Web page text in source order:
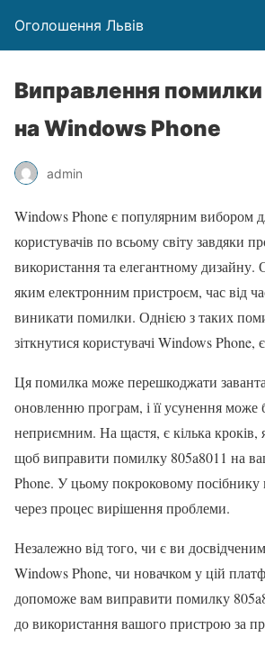
Оголошення Львів
Виправлення
на Windows Phone
admin
Windows Phone є популярним вибором
користувачів по всьому світу завдяки
використання та елегантному дизайну.
яким електронним пристроєм, час від
виникати помилки. Однією з таких
зіткнутися користувачі Windows
Ця помилка може перешкоджати
оновленню програм, і її усунення може
неприємним. На щастя, є кілька кроків,
щоб виправити помилку 805a8011 на
Phone. У цьому покроковому
через процес вирішення проблеми.
Незалежно від того, чи є ви
Windows Phone, чи новачком у цій
допоможе вам виправити помилку
до використання вашого пристрою за